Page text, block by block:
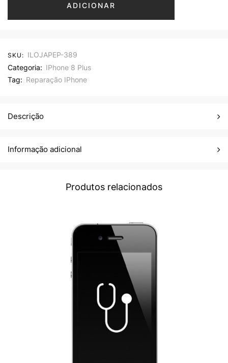
ADICIONAR
SKU: ILOJAPEP-389
Categoria: IPhone 8 Plus
Tag: Reparação IPhone
Descrição
Informação adicional
Produtos relacionados